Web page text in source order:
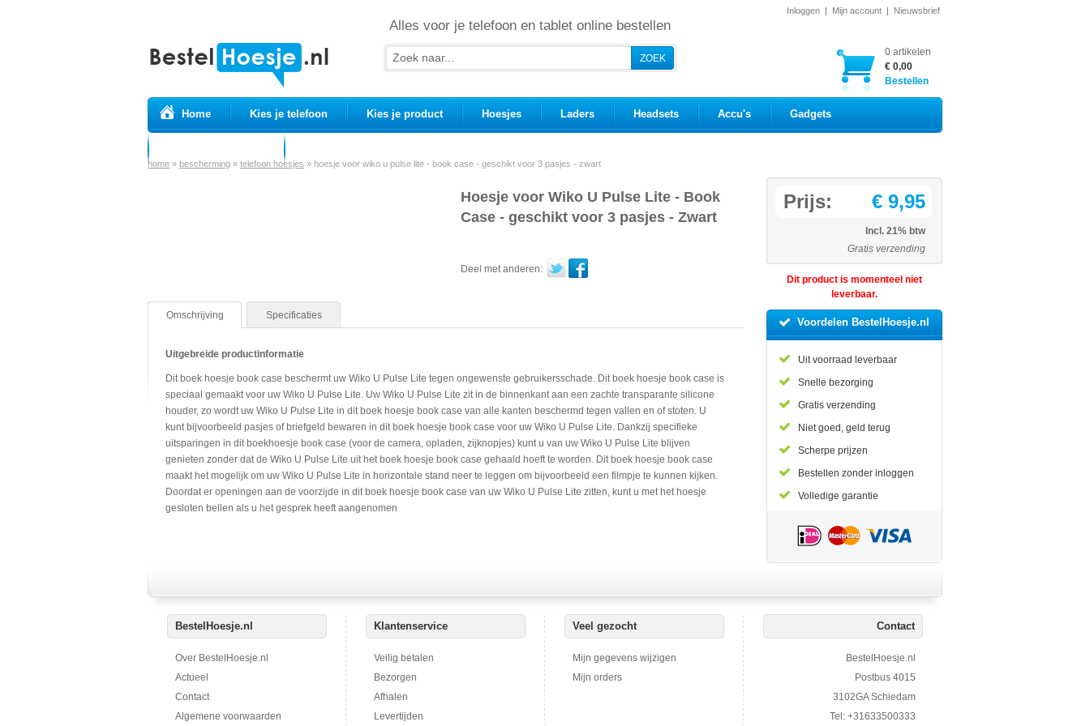
Alles voor je telefoon en tablet online bestellen
Inloggen | Mijn account | Nieuwsbrief
0 artikelen
€ 0,00
Bestellen
Home Kies je telefoon Kies je product Hoesjes Laders Headsets Accu's Gadgets
home » bescherming » telefoon hoesjes » hoesje voor wiko u pulse lite - book case - geschikt voor 3 pasjes - zwart
Hoesje voor Wiko U Pulse Lite - Book
Case - geschikt voor 3 pasjes - Zwart
Deel met anderen:
Omschrijving Specificaties
Uitgebreide productinformatie
Dit boek hoesje book case beschermt uw Wiko U Pulse Lite tegen ongewenste gebruikersschade. Dit boek hoesje book case is
speciaal gemaakt voor uw Wiko U Pulse Lite. Uw Wiko U Pulse Lite zit in de binnenkant aan een zachte transparante silicone
houder, zo wordt uw Wiko U Pulse Lite in dit boek hoesje book case van alle kanten beschermd tegen vallen en of stoten. U
kunt bijvoorbeeld pasjes of briefgeld bewaren in dit boek hoesje book case voor uw Wiko U Pulse Lite. Dankzij specifieke
uitsparingen in dit boekhoesje book case (voor de camera, opladen, zijknopjes) kunt u van uw Wiko U Pulse Lite blijven
genieten zonder dat de Wiko U Pulse Lite uit het boek hoesje book case gehaald hoeft te worden. Dit boek hoesje book case
maakt het mogelijk om uw Wiko U Pulse Lite in horizontale stand neer te leggen om bijvoorbeeld een filmpje te kunnen kijken.
Doordat er openingen aan de voorzijde in dit boek hoesje book case van uw Wiko U Pulse Lite zitten, kunt u met het hoesje
gesloten bellen als u het gesprek heeft aangenomen
Prijs: € 9,95
Incl. 21% btw
Gratis verzending
Dit product is momenteel niet
leverbaar.
Voordelen BestelHoesje.nl
Uit voorraad leverbaar
Snelle bezorging
Gratis verzending
Niet goed, geld terug
Scherpe prijzen
Bestellen zonder inloggen
Volledige garantie
BestelHoesje.nl
Over BestelHoesje.nl
Actueel
Contact
Algemene voorwaarden
Klantenservice
Veilig betalen
Bezorgen
Afhalen
Levertijden
Veel gezocht
Mijn gegevens wijzigen
Mijn orders
Contact
BestelHoesje.nl
Postbus 4015
3102GA Schiedam
Tel: +31633500333